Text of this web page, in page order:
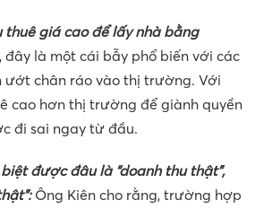
thuê giá cao để lấy nhà bằng
đây là một cái bẫy phổ biến với các
ướt chân ráo vào thị trường. Với
cao hơn thị trường để giành quyền
đi sai ngay từ đầu.
được đâu là “doanh thu thật”,
hật”: Ông Kiên cho rằng, trường hợp